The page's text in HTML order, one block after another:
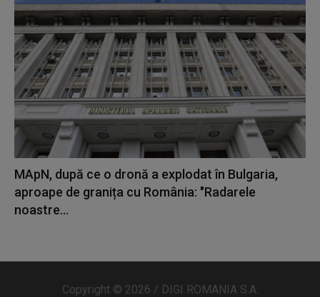
MApN, după ce o dronă a explodat în Bulgaria,
aproape de granița cu România: "Radarele
noastre...
Copyright © 2026 / DIGI ROMANIA S.A.